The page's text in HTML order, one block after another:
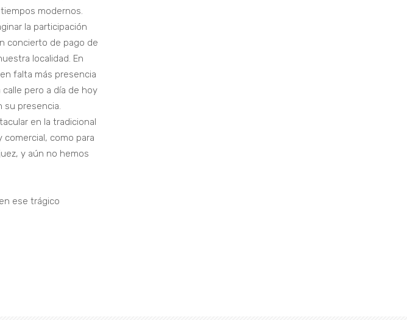
modernos.
la participación
concierto de pago de
localidad. En
falta más presencia
pero a día de hoy
su presencia.
en la tradicional
como para
y aún no hemos
ese trágico